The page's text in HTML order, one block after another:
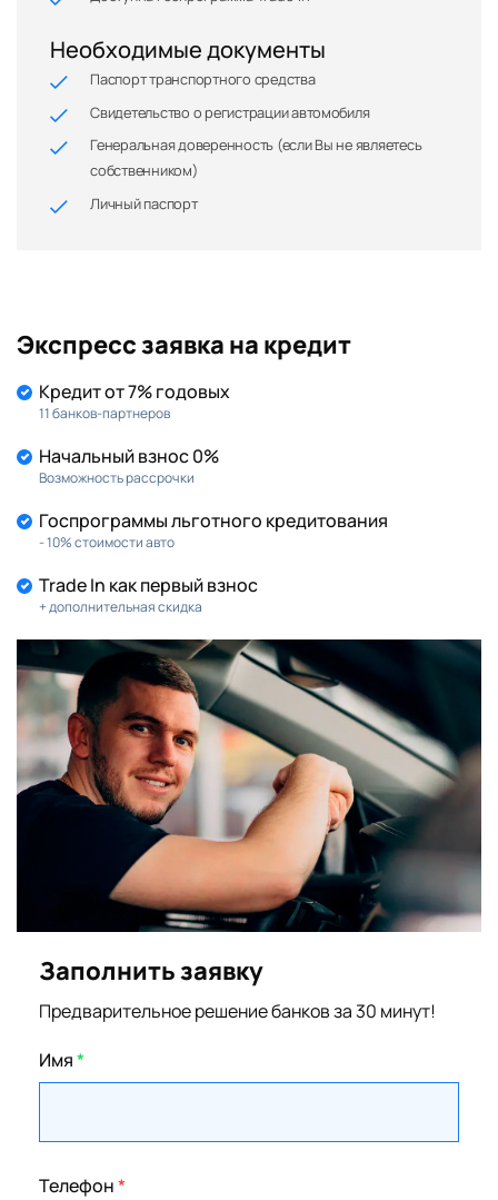
Необходимые документы
Паспорт транспортного средства
Свидетельство о регистрации автомобиля
Генеральная доверенность (если Вы не являетесь
собственником)
Личный паспорт
Экспресс заявка на кредит
Кредит от 7% годовых
11 банков-партнеров
Начальный взнос 0%
Возможность рассрочки
Госпрограммы льготного кредитования
- 10% стоимости авто
Trade In как первый взнос
+ дополнительная скидка
Заполнить заявку
Предварительное решение банков за 30 минут!
Имя*
Телефон*